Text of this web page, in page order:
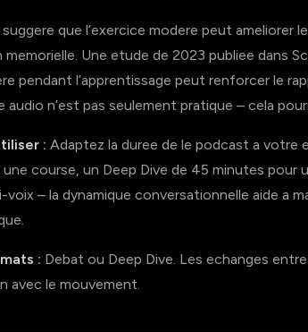
que l’exercice modere peut
Une etude de 2023 publiee dans
pendant l’apprentissage peut renforcer le
audio n’est pas seulement pratique – cela
: Adaptez la duree de le podcast a votre
course, un Deep Dive de 45 minutes pour
– la dynamique conversationnelle aide a
: Debat ou Deep Dive. Les echanges
avec le mouvement.